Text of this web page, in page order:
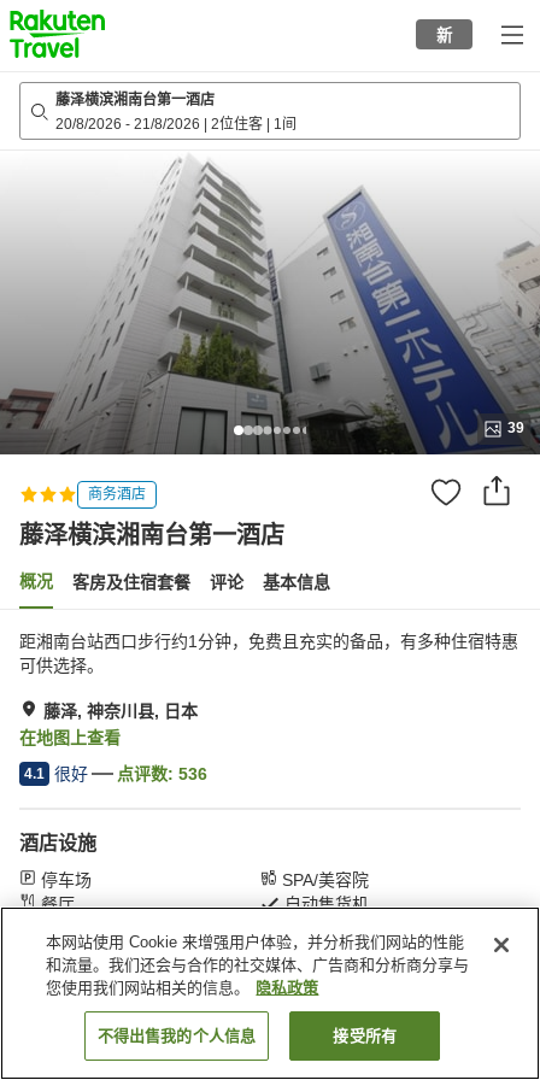
to
top
page
新
藤泽横滨湘南台第一酒店
20/8/2026 - 21/8/2026 2位住客 1间
39
商务酒店
藤泽横滨湘南台第一酒店
概况 客房及住宿套餐 评论 基本信息
距湘南台站西口步行约1分钟，免费且充实的备品，有多种住宿特惠
可供选择。
藤泽, 神奈川县, 日本
在地图上查看
4.1 很好 点评数: 536
酒店设施
停车场
SPA/美容院
餐厅
自动售货机
首页 日本 神奈川县 藤泽 藤泽横滨湘南台第一酒店
搜索客房
本网站使用 Cookie 来增强用户体验，并分析我们网站的性能
和流量。我们还会与合作的社交媒体、广告商和分析商分享与
您使用我们网站相关的信息。
隐私政策
不得出售我的个人信息 接受所有